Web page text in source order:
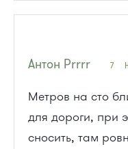
Антон Рrrrr 7
Метров на сто
для дороги, при
сносить, там